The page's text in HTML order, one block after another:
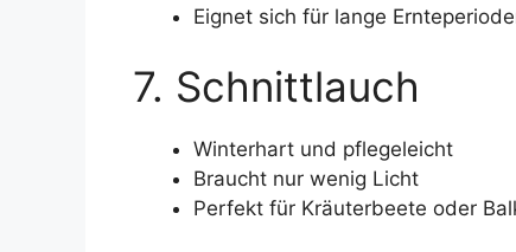
Eignet sich für lange
7. Schnittlauch
Winterhart und pflegeleicht
Braucht nur wenig Licht
Perfekt für Kräuterbeete oder